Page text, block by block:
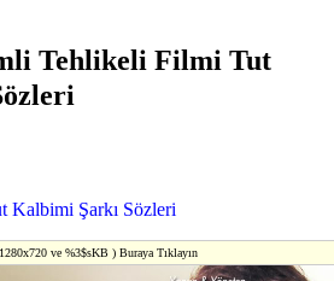
Tehlikeli Filmi Tut
Kalbimi Şarkı Sözleri
ve %3$sKB ) Buraya Tıklayın